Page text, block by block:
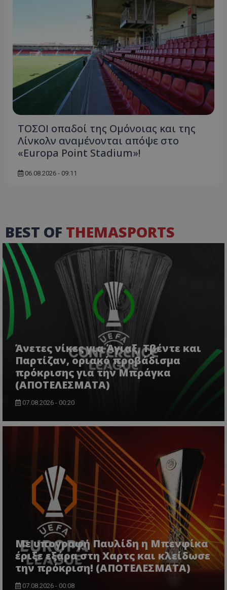
ΤΟΣΟΙ οπαδοί της Ομόνοιας και της
Λίνκολν αναμένονται απόψε στο
«Europa Point Stadium»!
06.08.2026 - 09:11
BEST OF THEMASPORTS
Άνετες νίκες για Άγιαξ, Τβέντε και
Παρτίζαν, οριακό προβάδισμα
πρόκρισης για την Μπράγκα
(ΑΠΟΤΕΛΕΣΜΑΤΑ)
07.08.2026 - 00:20
Με υπογραφή Παυλίδη η Μπενφίκα
έριξε εξάρα στη Χαρτς και κλείδωσε
την πρόκριση! (ΑΠΟΤΕΛΕΣΜΑΤΑ)
07.08.2026 - 00:08